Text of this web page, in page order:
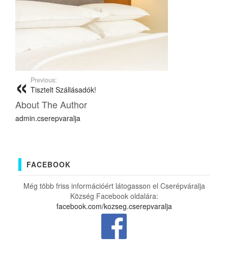
Previous:
Tisztelt Szállásadók!
About The Author
admin.cserepvaralja
FACEBOOK
Még több friss információért látogasson el Cserépváralja
Község Facebook oldalára:
facebook.com/kozseg.cserepvaralja